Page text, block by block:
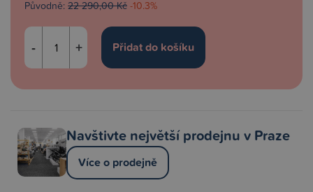
Původně: 22 290,00 Kč -10.3%
- +
Navštivte největší prodejnu v Praze
Více o prodejně